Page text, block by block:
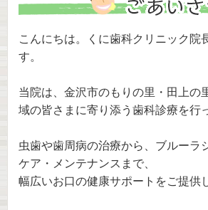
こんにちは。くに歯科クリニック院
す。
当院は、金沢市のもりの里・田上の
域の皆さまに寄り添う歯科診療を行
虫歯や歯周病の治療から、ブルーラ
ケア・メンテナンスまで、
幅広いお口の健康サポートをご提供